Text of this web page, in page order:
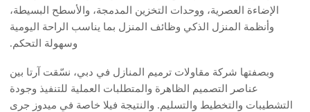
الإضاءة العصرية، ووحدات التخزين المدمجة، والأسطح البسيطة،
وأنظمة المنزل الذكي وظائف المنزل بما يناسب الراحة اليومية
وسهولة التحكم.
وبصفتها شركة مقاولات ترميم المنازل في دبي، نسّقت آرتا بين
عناصر التصميم الظاهرة والمتطلبات العملية للتنفيذ وجودة
التشطيبات والتخطيط والتسليم. والنتيجة فيلا خاصة في ميدوز جرى